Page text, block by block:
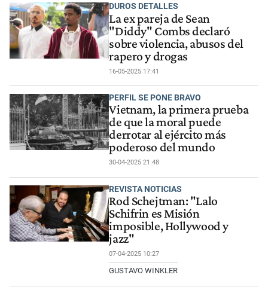
DUROS DETALLES
La ex pareja de Sean
"Diddy" Combs declaró
sobre violencia, abusos del
rapero y drogas
16-05-2025 17:41
PERFIL SE PONE BRAVO
Vietnam, la primera prueba
de que la moral puede
derrotar al ejército más
poderoso del mundo
30-04-2025 21:48
REVISTA NOTICIAS
Rod Schejtman: "Lalo
Schifrin es Misión
imposible, Hollywood y
jazz"
07-04-2025 10:27
GUSTAVO WINKLER